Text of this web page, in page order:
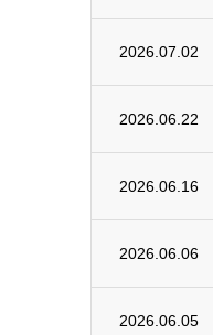
2026.07.02
2026.06.22
2026.06.16
2026.06.06
2026.06.05